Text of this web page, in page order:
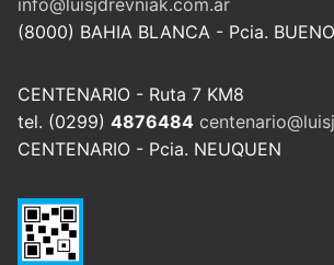
info@luisjdrevniak.com.ar
(8000) BAHIA BLANCA - Pcia.
CENTENARIO - Ruta 7 KM8
tel. (0299) 4876484
CENTENARIO - Pcia. NEUQUEN